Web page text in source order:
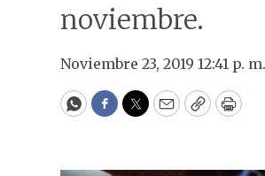
noviembre.
Noviembre 23, 2019 12:41 p. m.
WhatsApp
Facebook
Twitter
EmailCopyPrint